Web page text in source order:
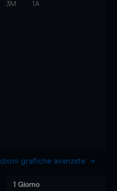
3M 1A
grafiche avanzate
1 Giorno